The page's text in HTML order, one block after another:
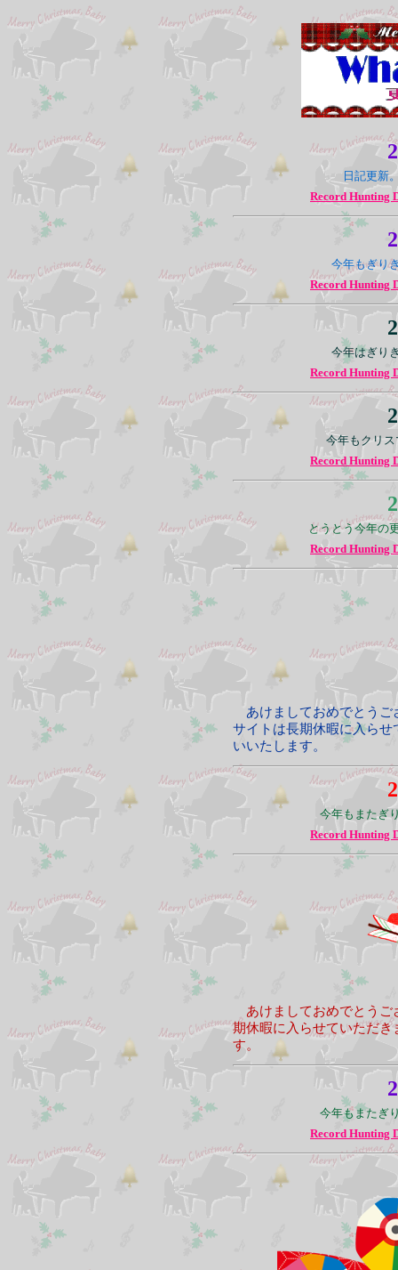
日記更新
Record Hunting
今年もぎり
Record Hunting
今年はぎり
Record Hunting
今年もクリ
Record Hunting
とうとう今年の
Record Hunting
あけましておめでとうご
サイトは長期休暇に入ら
いいたします。
今年もまたぎ
Record Hunting
あけましておめでとうご
期休暇に入らせていただ
す。
今年もまたぎ
Record Hunting